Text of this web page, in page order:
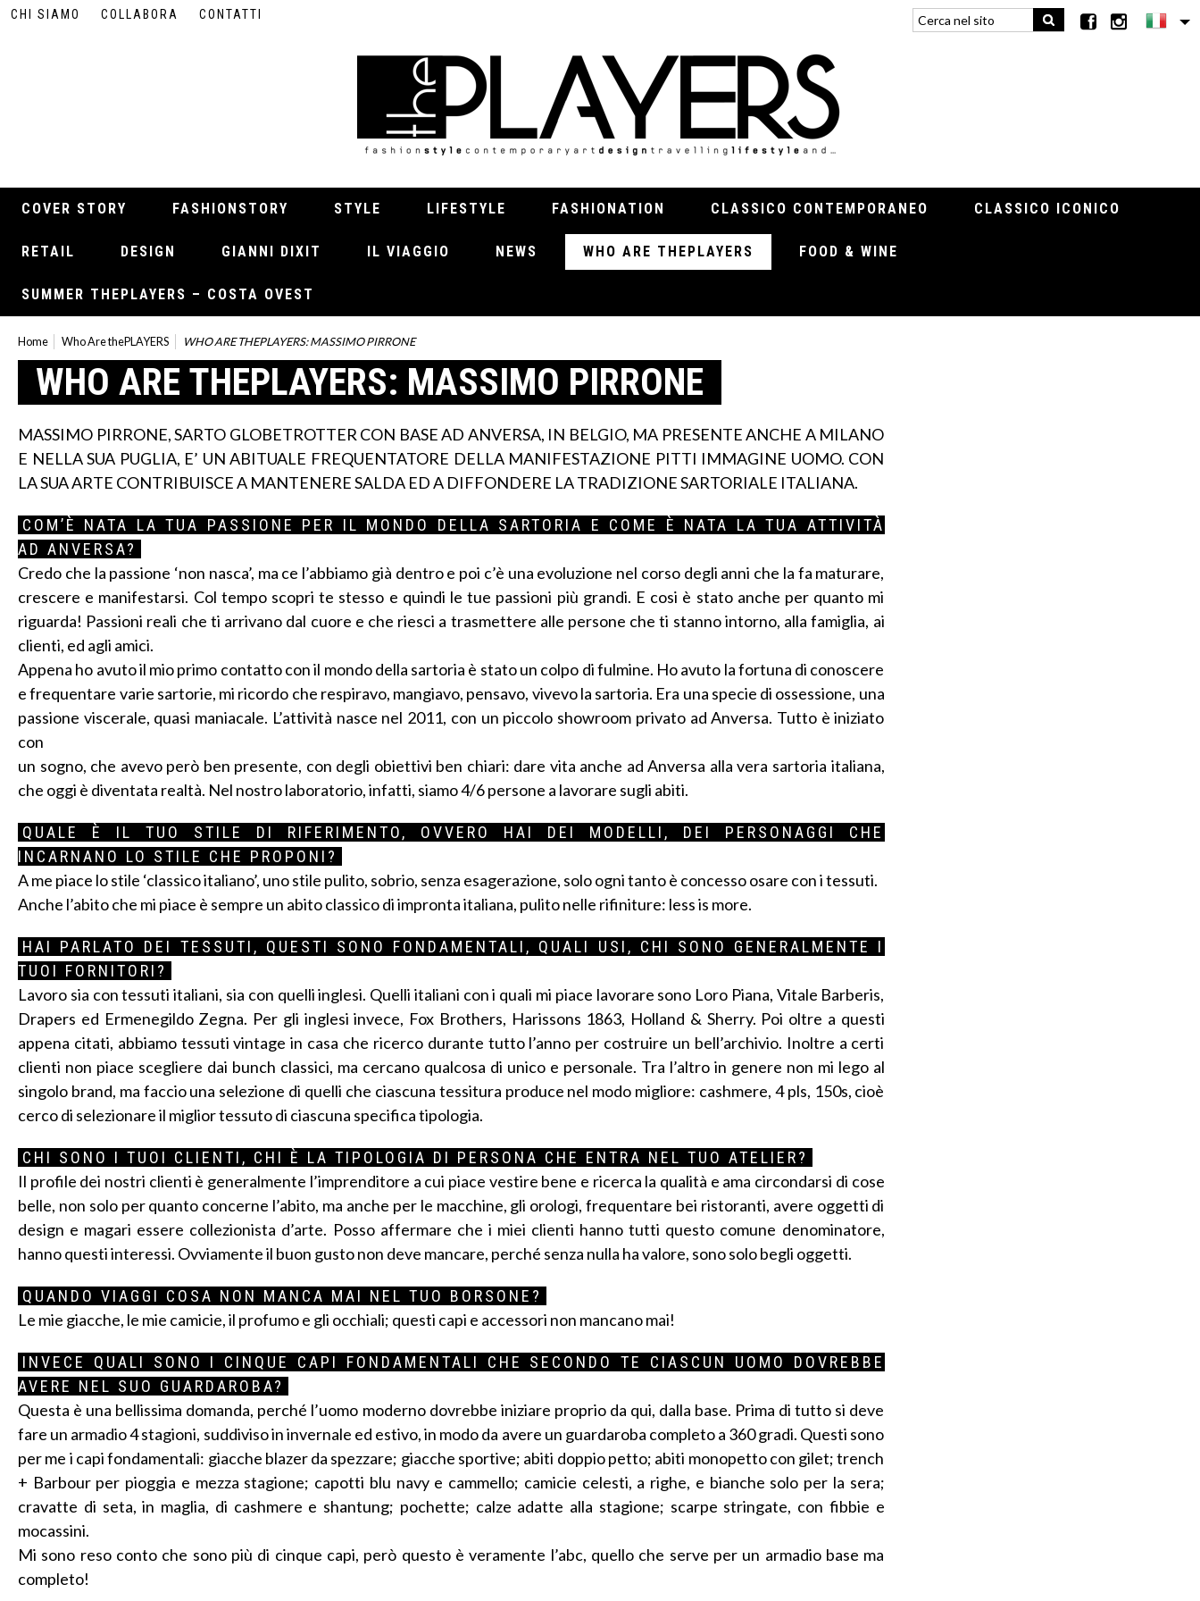
CHI SIAMO COLLABORA CONTATTI
COVER STORY FASHIONSTORY STYLE LIFESTYLE FASHIONATION CLASSICO CONTEMPORANEO CLASSICO ICONICO
RETAIL DESIGN GIANNI DIXIT IL VIAGGIO NEWS WHO ARE THEPLAYERS FOOD & WINE
SUMMER THEPLAYERS – COSTA OVEST
Home Who Are thePLAYERS WHO ARE THEPLAYERS: MASSIMO PIRRONE
WHO ARE THEPLAYERS: MASSIMO PIRRONE
MASSIMO PIRRONE, SARTO GLOBETROTTER CON BASE AD ANVERSA, IN BELGIO, MA PRESENTE ANCHE A MILANO
E NELLA SUA PUGLIA, E’ UN ABITUALE FREQUENTATORE DELLA MANIFESTAZIONE PITTI IMMAGINE UOMO. CON
LA SUA ARTE CONTRIBUISCE A MANTENERE SALDA ED A DIFFONDERE LA TRADIZIONE SARTORIALE ITALIANA.
COM’È NATA LA TUA PASSIONE PER IL MONDO DELLA SARTORIA E COME È NATA LA TUA ATTIVITÀ
AD ANVERSA?
Credo che la passione ‘non nasca’, ma ce l’abbiamo già dentro e poi c’è una evoluzione nel corso degli anni che la fa maturare,
crescere e manifestarsi. Col tempo scopri te stesso e quindi le tue passioni più grandi. E cosi è stato anche per quanto mi
riguarda! Passioni reali che ti arrivano dal cuore e che riesci a trasmettere alle persone che ti stanno intorno, alla famiglia, ai
clienti, ed agli amici.
Appena ho avuto il mio primo contatto con il mondo della sartoria è stato un colpo di fulmine. Ho avuto la fortuna di conoscere
e frequentare varie sartorie, mi ricordo che respiravo, mangiavo, pensavo, vivevo la sartoria. Era una specie di ossessione, una
passione viscerale, quasi maniacale. L’attività nasce nel 2011, con un piccolo showroom privato ad Anversa. Tutto è iniziato
con
un sogno, che avevo però ben presente, con degli obiettivi ben chiari: dare vita anche ad Anversa alla vera sartoria italiana,
che oggi è diventata realtà. Nel nostro laboratorio, infatti, siamo 4/6 persone a lavorare sugli abiti.
QUALE È IL TUO STILE DI RIFERIMENTO, OVVERO HAI DEI MODELLI, DEI PERSONAGGI CHE
INCARNANO LO STILE CHE PROPONI?
A me piace lo stile ‘classico italiano’, uno stile pulito, sobrio, senza esagerazione, solo ogni tanto è concesso osare con i tessuti.
Anche l’abito che mi piace è sempre un abito classico di impronta italiana, pulito nelle rifiniture: less is more.
HAI PARLATO DEI TESSUTI, QUESTI SONO FONDAMENTALI, QUALI USI, CHI SONO GENERALMENTE I
TUOI FORNITORI?
Lavoro sia con tessuti italiani, sia con quelli inglesi. Quelli italiani con i quali mi piace lavorare sono Loro Piana, Vitale Barberis,
Drapers ed Ermenegildo Zegna. Per gli inglesi invece, Fox Brothers, Harissons 1863, Holland & Sherry. Poi oltre a questi
appena citati, abbiamo tessuti vintage in casa che ricerco durante tutto l’anno per costruire un bell’archivio. Inoltre a certi
clienti non piace scegliere dai bunch classici, ma cercano qualcosa di unico e personale. Tra l’altro in genere non mi lego al
singolo brand, ma faccio una selezione di quelli che ciascuna tessitura produce nel modo migliore: cashmere, 4 pls, 150s, cioè
cerco di selezionare il miglior tessuto di ciascuna specifica tipologia.
CHI SONO I TUOI CLIENTI, CHI È LA TIPOLOGIA DI PERSONA CHE ENTRA NEL TUO ATELIER?
Il profile dei nostri clienti è generalmente l’imprenditore a cui piace vestire bene e ricerca la qualità e ama circondarsi di cose
belle, non solo per quanto concerne l’abito, ma anche per le macchine, gli orologi, frequentare bei ristoranti, avere oggetti di
design e magari essere collezionista d’arte. Posso affermare che i miei clienti hanno tutti questo comune denominatore,
hanno questi interessi. Ovviamente il buon gusto non deve mancare, perché senza nulla ha valore, sono solo begli oggetti.
QUANDO VIAGGI COSA NON MANCA MAI NEL TUO BORSONE?
Le mie giacche, le mie camicie, il profumo e gli occhiali; questi capi e accessori non mancano mai!
INVECE QUALI SONO I CINQUE CAPI FONDAMENTALI CHE SECONDO TE CIASCUN UOMO DOVREBBE
AVERE NEL SUO GUARDAROBA?
Questa è una bellissima domanda, perché l’uomo moderno dovrebbe iniziare proprio da qui, dalla base. Prima di tutto si deve
fare un armadio 4 stagioni, suddiviso in invernale ed estivo, in modo da avere un guardaroba completo a 360 gradi. Questi sono
per me i capi fondamentali: giacche blazer da spezzare; giacche sportive; abiti doppio petto; abiti monopetto con gilet; trench
+ Barbour per pioggia e mezza stagione; capotti blu navy e cammello; camicie celesti, a righe, e bianche solo per la sera;
cravatte di seta, in maglia, di cashmere e shantung; pochette; calze adatte alla stagione; scarpe stringate, con fibbie e
mocassini.
Mi sono reso conto che sono più di cinque capi, però questo è veramente l’abc, quello che serve per un armadio base ma
completo!